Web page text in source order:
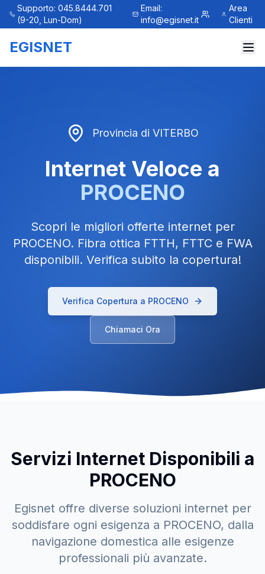
Supporto: 045.8444.701
(9-20, Lun-Dom)
Email:
info@egisnet.it
Area
Clienti
EGISNET
Provincia di VITERBO
Internet Veloce a
PROCENO
Scopri le migliori offerte internet per
PROCENO. Fibra ottica FTTH, FTTC e FWA
disponibili. Verifica subito la copertura!
Verifica Copertura a PROCENO
Chiamaci Ora
Servizi Internet Disponibili a
PROCENO
Egisnet offre diverse soluzioni internet per
soddisfare ogni esigenza a PROCENO, dalla
navigazione domestica alle esigenze
professionali più avanzate.